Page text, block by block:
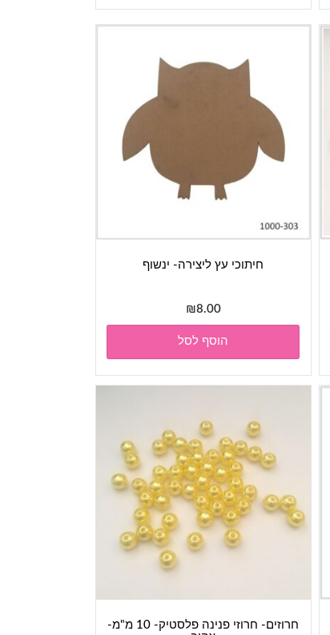
חיתוכי עץ ליצירה- ינשוף
₪8.00
הוסף לסל
חרוזים- חרוזי פנינה פלסטיק- 10 מ"מ-